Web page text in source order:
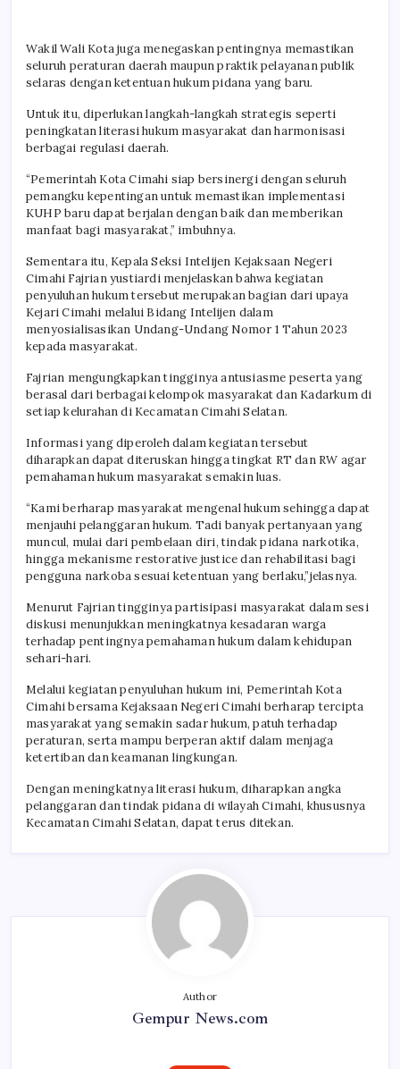
Wakil Wali Kota juga menegaskan pentingnya memastikan
seluruh peraturan daerah maupun praktik pelayanan publik
selaras dengan ketentuan hukum pidana yang baru.
Untuk itu, diperlukan langkah-langkah strategis seperti
peningkatan literasi hukum masyarakat dan harmonisasi
berbagai regulasi daerah.
“Pemerintah Kota Cimahi siap bersinergi dengan seluruh
pemangku kepentingan untuk memastikan implementasi
KUHP baru dapat berjalan dengan baik dan memberikan
manfaat bagi masyarakat,” imbuhnya.
Sementara itu, Kepala Seksi Intelijen Kejaksaan Negeri
Cimahi Fajrian yustiardi menjelaskan bahwa kegiatan
penyuluhan hukum tersebut merupakan bagian dari upaya
Kejari Cimahi melalui Bidang Intelijen dalam
menyosialisasikan Undang-Undang Nomor 1 Tahun 2023
kepada masyarakat.
Fajrian mengungkapkan tingginya antusiasme peserta yang
berasal dari berbagai kelompok masyarakat dan Kadarkum di
setiap kelurahan di Kecamatan Cimahi Selatan.
Informasi yang diperoleh dalam kegiatan tersebut
diharapkan dapat diteruskan hingga tingkat RT dan RW agar
pemahaman hukum masyarakat semakin luas.
“Kami berharap masyarakat mengenal hukum sehingga dapat
menjauhi pelanggaran hukum. Tadi banyak pertanyaan yang
muncul, mulai dari pembelaan diri, tindak pidana narkotika,
hingga mekanisme restorative justice dan rehabilitasi bagi
pengguna narkoba sesuai ketentuan yang berlaku,”jelasnya.
Menurut Fajrian tingginya partisipasi masyarakat dalam sesi
diskusi menunjukkan meningkatnya kesadaran warga
terhadap pentingnya pemahaman hukum dalam kehidupan
sehari-hari.
Melalui kegiatan penyuluhan hukum ini, Pemerintah Kota
Cimahi bersama Kejaksaan Negeri Cimahi berharap tercipta
masyarakat yang semakin sadar hukum, patuh terhadap
peraturan, serta mampu berperan aktif dalam menjaga
ketertiban dan keamanan lingkungan.
Dengan meningkatnya literasi hukum, diharapkan angka
pelanggaran dan tindak pidana di wilayah Cimahi, khususnya
Kecamatan Cimahi Selatan, dapat terus ditekan.
Author
Gempur News.com